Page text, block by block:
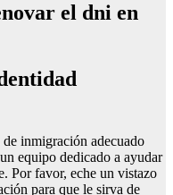
inmigración adecuado
equipo dedicado a ayudar
Por favor, eche un vistazo
para que le sirva de